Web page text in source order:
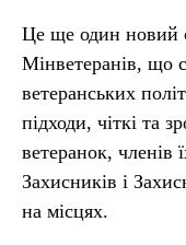
Це ще один новий
Мінветеранів, що
ветеранських
підходи, чіткі та
ветеранок, членів
Захисників і
на місцях.